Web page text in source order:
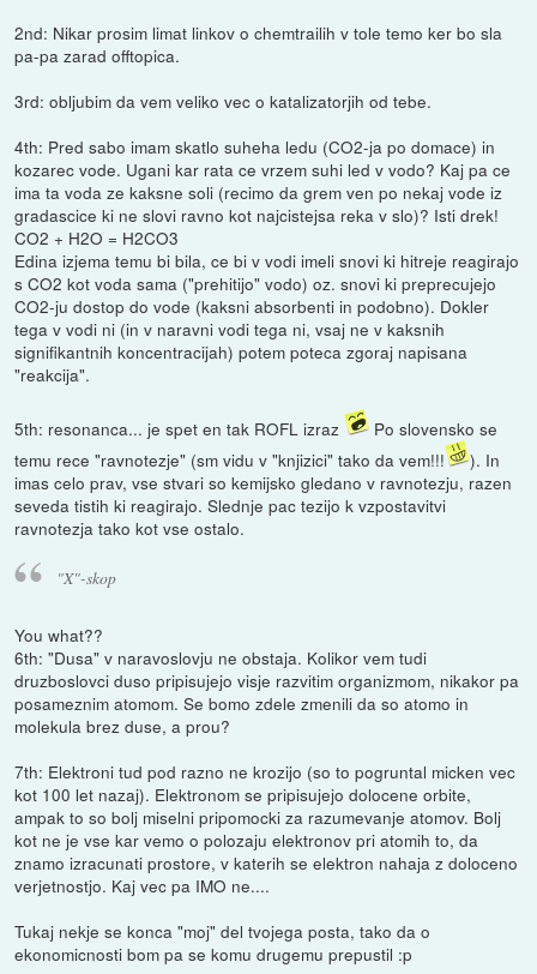
2nd: Nikar prosim limat linkov o chemtrailih v tole temo ker bo sla
pa-pa zarad offtopica.
3rd: obljubim da vem veliko vec o katalizatorjih od tebe.
4th: Pred sabo imam skatlo suheha ledu (CO2-ja po domace) in
kozarec vode. Ugani kar rata ce vrzem suhi led v vodo? Kaj pa ce
ima ta voda ze kaksne soli (recimo da grem ven po nekaj vode iz
gradascice ki ne slovi ravno kot najcistejsa reka v slo)? Isti drek!
CO2 + H2O = H2CO3
Edina izjema temu bi bila, ce bi v vodi imeli snovi ki hitreje reagirajo
s CO2 kot voda sama ("prehitijo" vodo) oz. snovi ki preprecujejo
CO2-ju dostop do vode (kaksni absorbenti in podobno). Dokler
tega v vodi ni (in v naravni vodi tega ni, vsaj ne v kaksnih
signifikantnih koncentracijah) potem poteca zgoraj napisana
"reakcija".
5th: resonanca... je spet en tak ROFL izraz
Po slovensko se
temu rece "ravnotezje" (sm vidu v "knjizici" tako da vem!!!
). In
imas celo prav, vse stvari so kemijsko gledano v ravnotezju, razen
seveda tistih ki reagirajo. Slednje pac tezijo k vzpostavitvi
ravnotezja tako kot vse ostalo.
"X"-skop
You what??
6th: "Dusa" v naravoslovju ne obstaja. Kolikor vem tudi
druzboslovci duso pripisujejo visje razvitim organizmom, nikakor pa
posameznim atomom. Se bomo zdele zmenili da so atomo in
molekula brez duse, a prou?
7th: Elektroni tud pod razno ne krozijo (so to pogruntal micken vec
kot 100 let nazaj). Elektronom se pripisujejo dolocene orbite,
ampak to so bolj miselni pripomocki za razumevanje atomov. Bolj
kot ne je vse kar vemo o polozaju elektronov pri atomih to, da
znamo izracunati prostore, v katerih se elektron nahaja z doloceno
verjetnostjo. Kaj vec pa IMO ne....
Tukaj nekje se konca "moj" del tvojega posta, tako da o
ekonomicnosti bom pa se komu drugemu prepustil :p